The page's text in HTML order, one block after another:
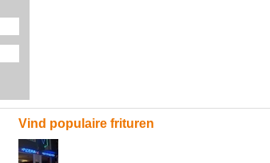
Vind populaire frituren